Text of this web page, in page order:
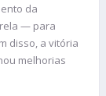
da
— para
disso, a vitória
melhorias